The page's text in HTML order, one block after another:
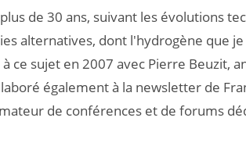
de 30 ans, suivant les évolutions
alternatives, dont l'hydrogène que
ce sujet en 2007 avec Pierre Beuzit,
également à la newsletter de
de conférences et de forums